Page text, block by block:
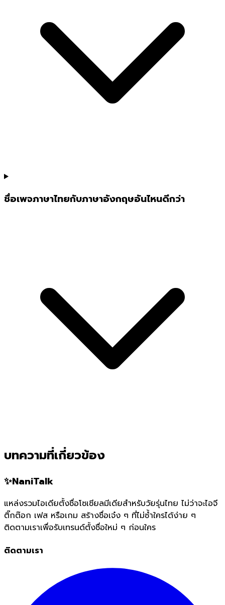
ชื่อเพจภาษาไทยกับภาษาอังกฤษอันไหนดีกว่า
บทความที่เกี่ยวข้อง
✨NaniTalk
แหล่งรวมไอเดียตั้งชื่อโซเชียลมีเดียสำหรับวัยรุ่นไทย ไม่ว่าจะไอจี
ติ๊กต๊อก เฟส หรือเกม สร้างชื่อเจ๋ง ๆ ที่ไม่ซ้ำใครได้ง่าย ๆ
ติดตามเราเพื่อรับเทรนด์ตั้งชื่อใหม่ ๆ ก่อนใคร
ติดตามเรา